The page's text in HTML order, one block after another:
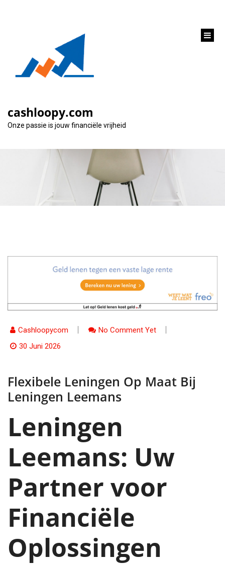
cashloopy.com
Onze passie is jouw financiële vrijheid
Flexibele leningen op
maat bij Leningen
Leemans
Cashloopycom
No Comment Yet
30 Juni 2026
Flexibele Leningen Op Maat Bij
Leningen Leemans
Leningen
Leemans: Uw
Partner voor
Financiële
Oplossingen